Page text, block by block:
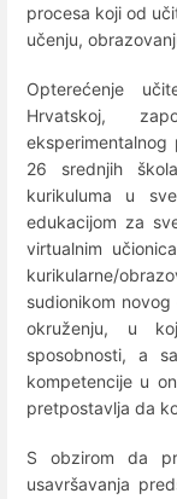
procesa koji od
učenju,
Opterećenje
Hrvatskoj,
26 srednjih
kurikuluma u
edukacijom za
virtualnim
kurikularne/
sudionikom
okruženju, u
sposobnosti, a
kompetencije u
pretpostavlja da
S obzirom da
usavršavanja